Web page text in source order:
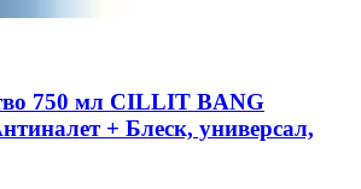
750 мл CILLIT BANG
+ Блеск, универсал,